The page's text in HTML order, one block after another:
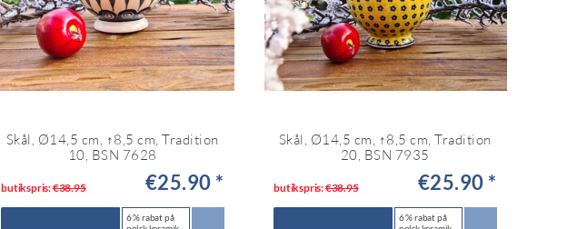
Skål, Ø14,5 cm, ↑8,5 cm, Tradition
10, BSN 7628
butikspris:€38.95 €25.90 *
6 % rabat på
Skål, Ø14,5 cm, ↑8,5 cm, Tradition
20, BSN 7935
butikspris:€38.95 €25.90 *
6 % rabat på